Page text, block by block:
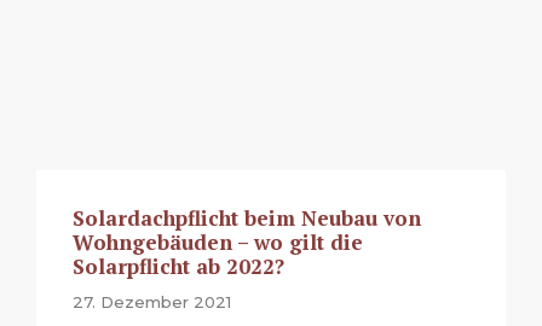
Solardachpflicht beim Neubau von
Wohngebäuden – wo gilt die
Solarpflicht ab 2022?
27. Dezember 2021